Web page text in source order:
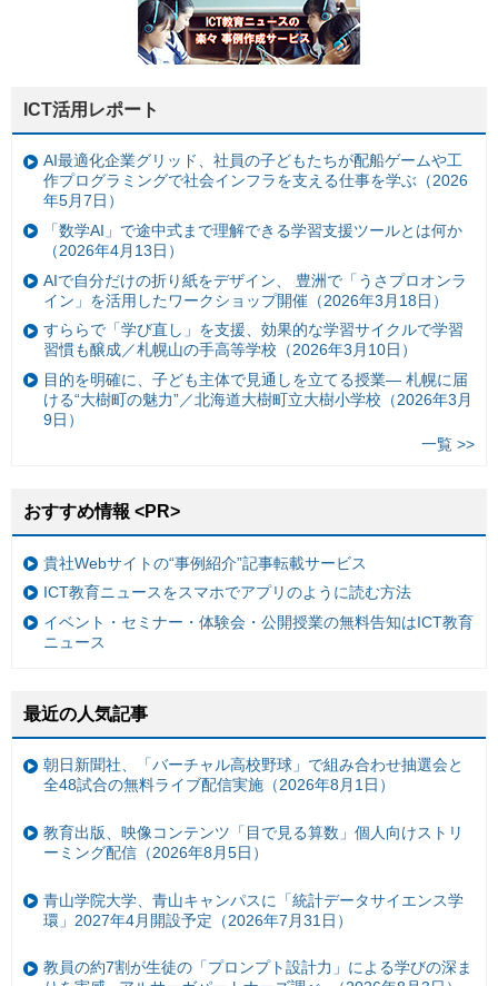
ICT活用レポート
AI最適化企業グリッド、社員の子どもたちが配船ゲームや工
作プログラミングで社会インフラを支える仕事を学ぶ（2026
年5月7日）
「数学AI」で途中式まで理解できる学習支援ツールとは何か
（2026年4月13日）
AIで自分だけの折り紙をデザイン、 豊洲で「うさプロオンラ
イン」を活用したワークショップ開催（2026年3月18日）
すららで「学び直し」を支援、効果的な学習サイクルで学習
習慣も醸成／札幌山の手高等学校（2026年3月10日）
目的を明確に、子ども主体で見通しを立てる授業— 札幌に届
ける“大樹町の魅力”／北海道大樹町立大樹小学校（2026年3月
9日）
一覧 >>
おすすめ情報 <PR>
貴社Webサイトの“事例紹介”記事転載サービス
ICT教育ニュースをスマホでアプリのように読む方法
イベント・セミナー・体験会・公開授業の無料告知はICT教育
ニュース
最近の人気記事
朝日新聞社、「バーチャル高校野球」で組み合わせ抽選会と
全48試合の無料ライブ配信実施（2026年8月1日）
教育出版、映像コンテンツ「目で見る算数」個人向けストリ
ーミング配信（2026年8月5日）
青山学院大学、青山キャンパスに「統計データサイエンス学
環」2027年4月開設予定（2026年7月31日）
教員の約7割が生徒の「プロンプト設計力」による学びの深ま